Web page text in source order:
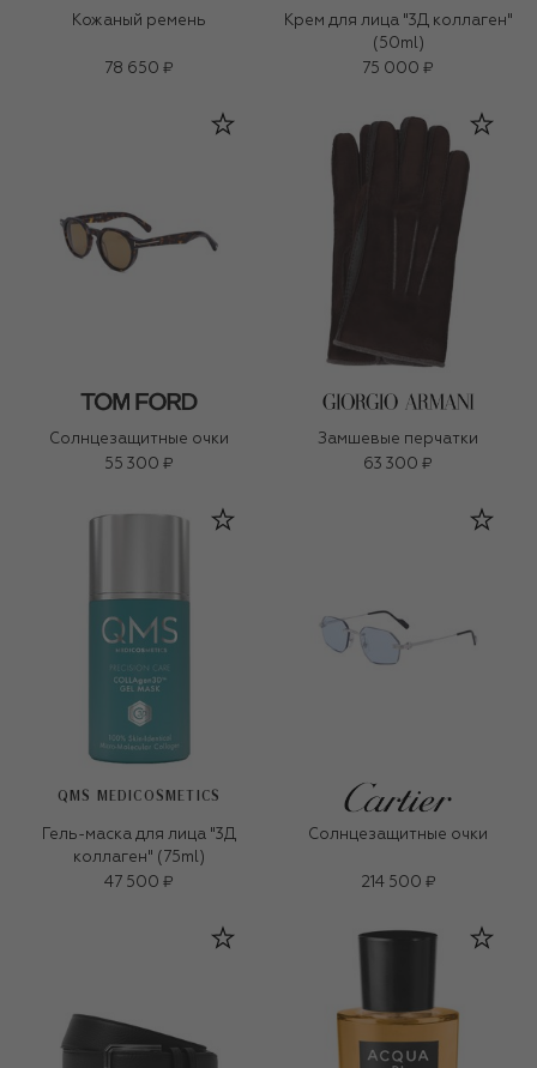
Кожаный ремень
78 650 ₽
Крем для лица "3Д коллаген"
(50ml)
75 000 ₽
Солнцезащитные очки
55 300 ₽
Замшевые перчатки
63 300 ₽
QMS MEDICOSMETICS
Гель-маска для лица "3Д
коллаген" (75ml)
47 500 ₽
Солнцезащитные очки
214 500 ₽